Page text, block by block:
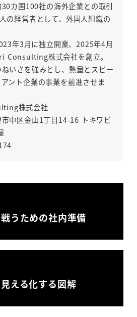
カ国100社の海外企業との取引
の経営者として、外国人組織の
年3月に独立開業、2025年4月
Consulting株式会社を創立。
いさを強みとし、熱量とスピー
ント企業の事業を前進させま
株式会社
中区金山1丁目14-16 トキワビ
うための社内準備
える化する図解